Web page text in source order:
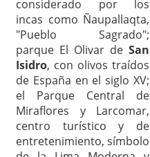
considerado por los
incas como Ñaupallaqta,
"Pueblo Sagrado";
parque El Olivar deSan
Isidro, con olivos traídos
de España en el siglo XV;
el Parque Central de
Miraflores y Larcomar,
centro turístico y de
entretenimiento, símbolo